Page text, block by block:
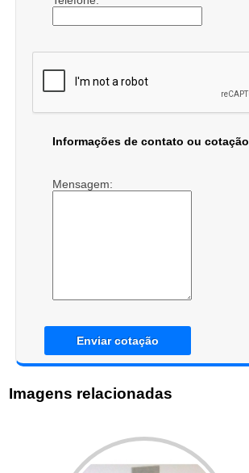
Informações de contato ou cotação
Mensagem:
Enviar cotação
Imagens relacionadas